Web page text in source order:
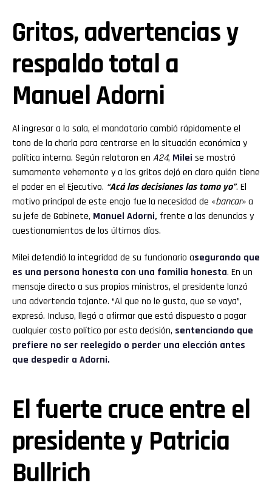
Gritos, advertencias y
respaldo total a
Manuel Adorni
Al ingresar a la sala, el mandatario cambió rápidamente el
tono de la charla para centrarse en la situación económica y
política interna. Según relataron en A24, Milei se mostró
sumamente vehemente y a los gritos dejó en claro quién tiene
el poder en el Ejecutivo. “Acá las decisiones las tomo yo”. El
motivo principal de este enojo fue la necesidad de «bancar» a
su jefe de Gabinete, Manuel Adorni, frente a las denuncias y
cuestionamientos de los últimos días.
Milei defendió la integridad de su funcionario asegurando que
es una persona honesta con una familia honesta. En un
mensaje directo a sus propios ministros, el presidente lanzó
una advertencia tajante. “Al que no le gusta, que se vaya”,
expresó. Incluso, llegó a afirmar que está dispuesto a pagar
cualquier costo político por esta decisión, sentenciando que
prefiere no ser reelegido o perder una elección antes
que despedir a Adorni.
El fuerte cruce entre el
presidente y Patricia
Bullrich